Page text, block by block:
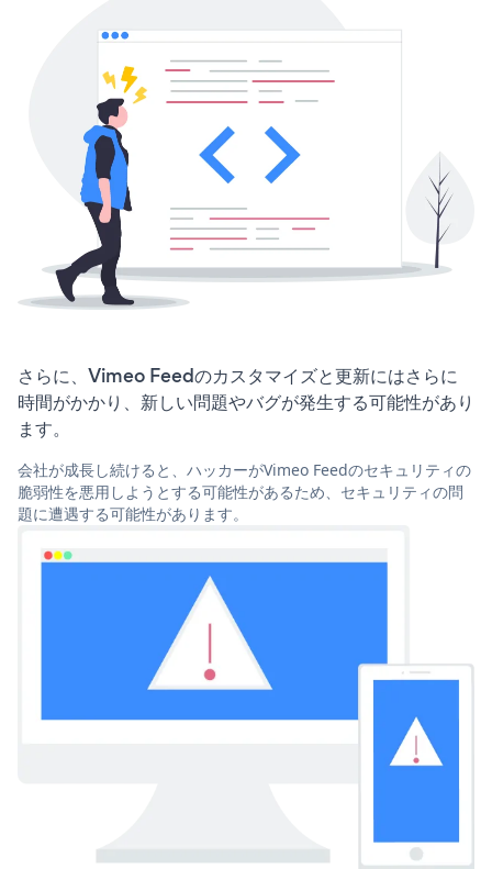
さらに、Vimeo Feedのカスタマイズと更新にはさらに
時間がかかり、新しい問題やバグが発生する可能性があり
ます。
会社が成長し続けると、ハッカーがVimeo Feedのセキュリティの
脆弱性を悪用しようとする可能性があるため、セキュリティの問
題に遭遇する可能性があります。